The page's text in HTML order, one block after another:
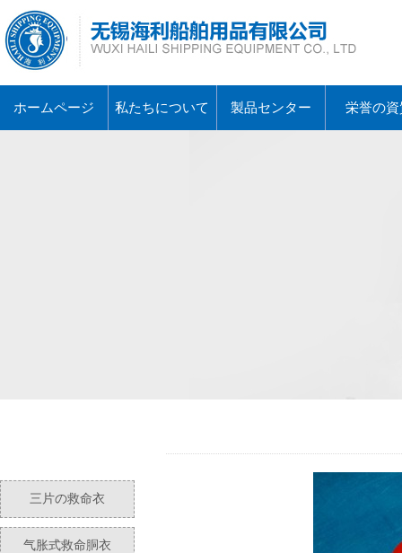
ホームページ 私たちについて 製品センター 栄誉の
三片の救命衣
气胀式救命胴衣